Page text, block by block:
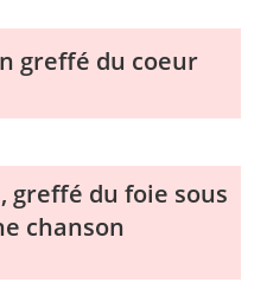
greffé du coeur
greffé du foie sous
chanson